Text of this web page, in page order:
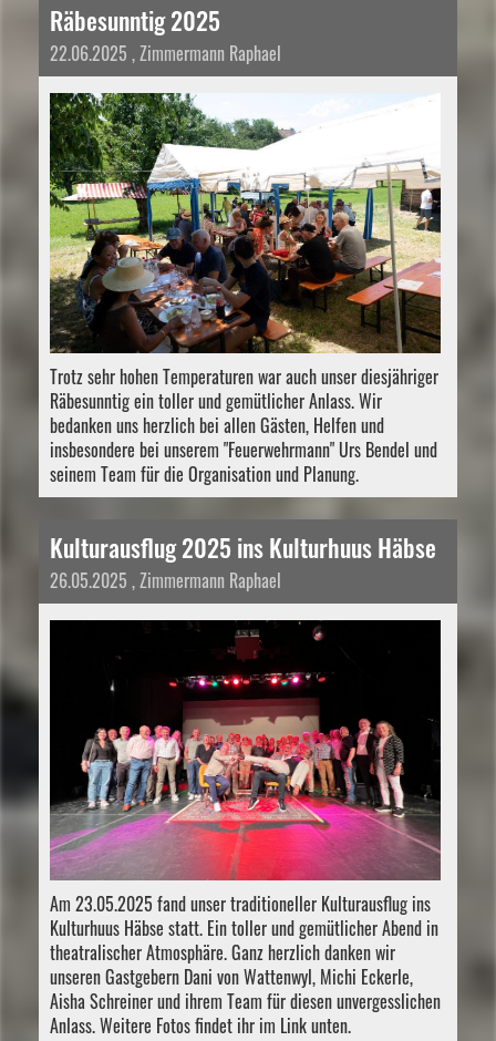
Räbesunntig 2025
22.06.2025 , Zimmermann Raphael
Trotz sehr hohen Temperaturen war auch unser diesjähriger
Räbesunntig ein toller und gemütlicher Anlass. Wir
bedanken uns herzlich bei allen Gästen, Helfen und
insbesondere bei unserem "Feuerwehrmann" Urs Bendel und
seinem Team für die Organisation und Planung.
Kulturausflug 2025 ins Kulturhuus Häbse
26.05.2025 , Zimmermann Raphael
Am 23.05.2025 fand unser traditioneller Kulturausflug ins
Kulturhuus Häbse statt. Ein toller und gemütlicher Abend in
theatralischer Atmosphäre. Ganz herzlich danken wir
unseren Gastgebern Dani von Wattenwyl, Michi Eckerle,
Aisha Schreiner und ihrem Team für diesen unvergesslichen
Anlass. Weitere Fotos findet ihr im Link unten.